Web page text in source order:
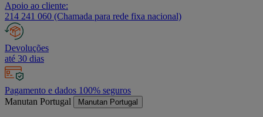
Apoio ao cliente:
214 241 060 (Chamada para rede fixa nacional)
Devoluções
até 30 dias
Pagamento e dados 100% seguros
Manutan Portugal
Manutan Portugal